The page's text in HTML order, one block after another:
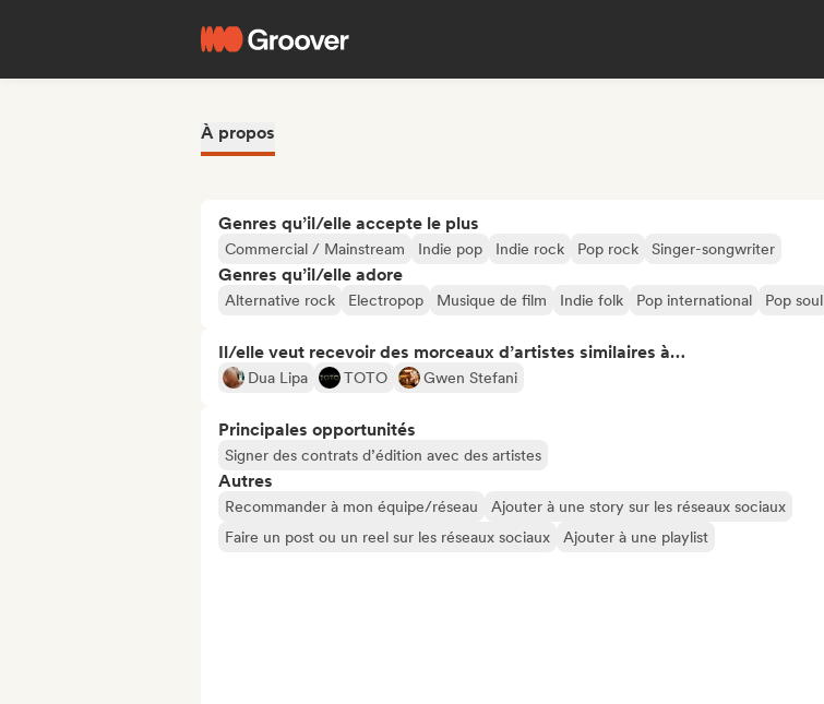
À propos
Genres qu’il/elle accepte le plus
Commercial / Mainstream Indie pop Indie rock Pop rock Singer-songwriter
Genres qu’il/elle adore
Alternative rock Electropop Musique de film Indie folk Pop international Pop soul
Il/elle veut recevoir des morceaux d’artistes similaires à…
Dua Lipa TOTO Gwen Stefani
Principales opportunités
Signer des contrats d’édition avec des artistes
Autres
Recommander à mon équipe/réseau
Ajouter à une story sur les réseaux sociaux
Faire un post ou un reel sur les réseaux sociaux
Ajouter à une playlist